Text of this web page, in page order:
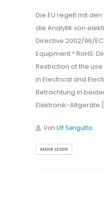
Die EU regelt mit den
die Analytik von
Directive 2002/96/
Equipment * RoHS:
Restriction of the
in Electrical and
Betrachtung in
Elektronik-Altgeräte
Von Ulf Sengutta
MEHR LESEN